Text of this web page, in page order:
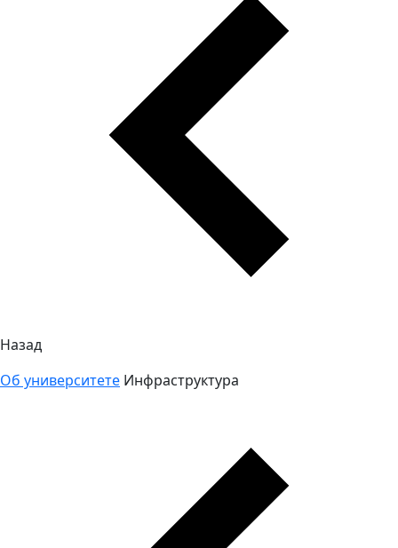
Назад
Об университете Инфраструктура